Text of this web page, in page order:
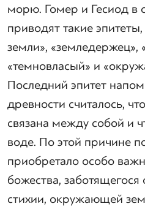
морю. Гомер и Гесиод в
приводят такие
земли», «земледержец»,
«темновласый» и
Последний эпитет
древности считалось,
связана между собой и
воде. По этой причине
приобретало особо
божества,
стихии, окружающей